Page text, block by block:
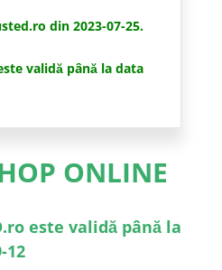
din 2023-07-25.
validă până la data
ONLINE
este validă până la
12